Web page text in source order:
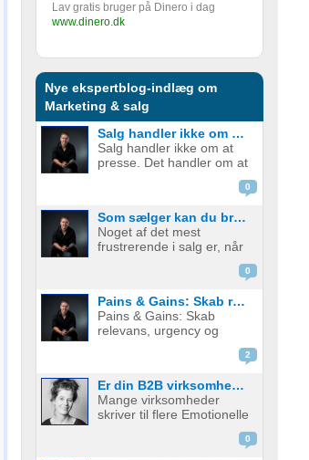
Lav gratis bruger på Dinero i dag
www.dinero.dk
Nye ekspertblog-indlæg om
Marketing & salg
Salg handler ikke om at presse. Det handler om at løse.
Salg handler ikke om at
presse. Det handler om at
løse. Når kunden kommer
i tvivl. Alt for mange
sælgere giver op, når
kunden kommer med en
0
Som sælger kan du bruge tabsaversion til at skubbe kunden mod en beslutning.
Noget af det mest
frustrerende i salg er, når
værdien, men stadig ikke
nikker, de forstår, de er
enige… og alligevel sker
der ingenting. Det kan i
0
Pains & Gains: Skab relevans, urgency og beslutningskraft i dit salg
Pains & Gains: Skab
relevans, urgency og
gevinster (gains) er
fundamentalt for enhver
effektiv salgsproces.
2
Er din B2B virksomhedskommunikation ramt af den blågrønne syge?
Mange virksomheder
skriver til flere Emotionelle
Kundetyper. Typisk skriver
0